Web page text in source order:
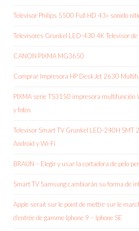
Televisor Philips 5500 Full HD 43» sonido
Televisores Grunkel LED-430 4K Televisor
CANON PIXMA MG3650
Comprar Impresora HP DeskJet 2630
PIXMA serie TS3150 impresora multifunción
y fotos
Televisor Smart TV Grunkel LED-240H SMT
Android y Wi-Fi
BRAUN – Elegir y usar la cortadora de pelo
Smart TV Samsung cambiarán su forma de
Apple serait sur le point de mettre sur le
d’entrée de gamme Iphone 9 – Iphone SE